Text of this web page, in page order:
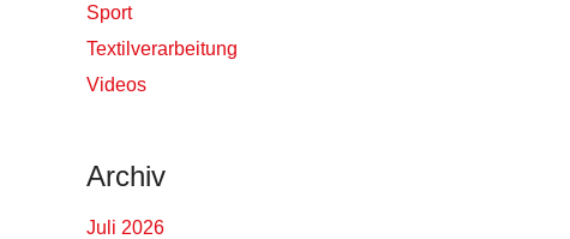
Sport
Textilverarbeitung
Videos
Archiv
Juli 2026